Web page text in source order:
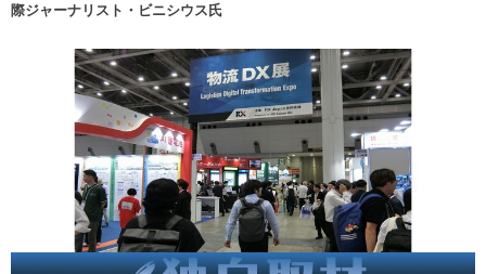
際ジャーナリスト・ビニシウス氏